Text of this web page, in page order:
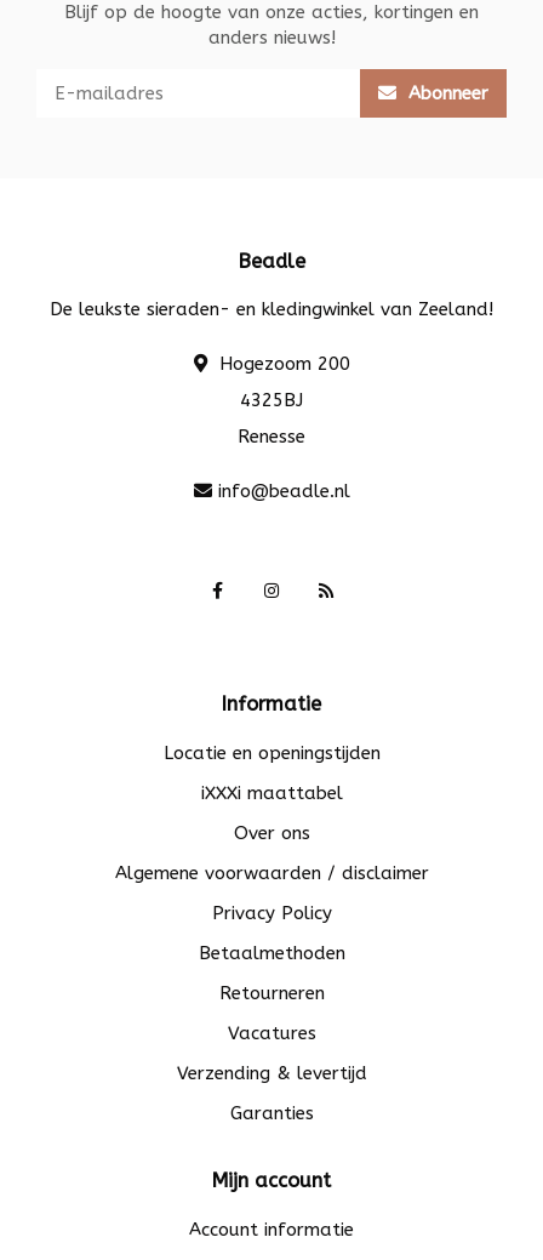
Blijf op de hoogte van onze acties, kortingen en
anders nieuws!
Abonneer
Beadle
De leukste sieraden- en kledingwinkel van Zeeland!
Hogezoom 200
4325BJ
Renesse
info@beadle.nl
Informatie
Locatie en openingstijden
iXXXi maattabel
Over ons
Algemene voorwaarden / disclaimer
Privacy Policy
Betaalmethoden
Retourneren
Vacatures
Verzending & levertijd
Garanties
Mijn account
Account informatie